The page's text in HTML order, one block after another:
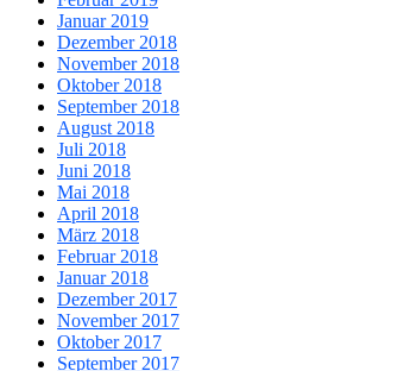
Januar 2019
Dezember 2018
November 2018
Oktober 2018
September 2018
August 2018
Juli 2018
Juni 2018
Mai 2018
April 2018
März 2018
Februar 2018
Januar 2018
Dezember 2017
November 2017
Oktober 2017
September 2017